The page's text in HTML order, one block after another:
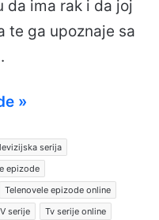
da ima rak i da joj
te ga upoznaje sa
»
serija
epizode
Telenovele epizode online
serije
Tv serije online